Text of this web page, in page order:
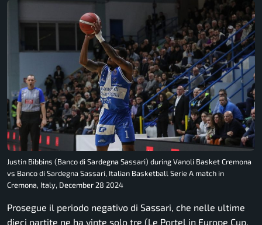
Justin Bibbins (Banco di Sardegna Sassari) during Vanoli Basket Cremona
vs Banco di Sardegna Sassari, Italian Basketball Serie A match in
Cremona, Italy, December 28 2024
Prosegue il periodo negativo di Sassari, che nelle ultime
dieci partite ne ha vinte solo tre (Le Portel in Europe Cup,